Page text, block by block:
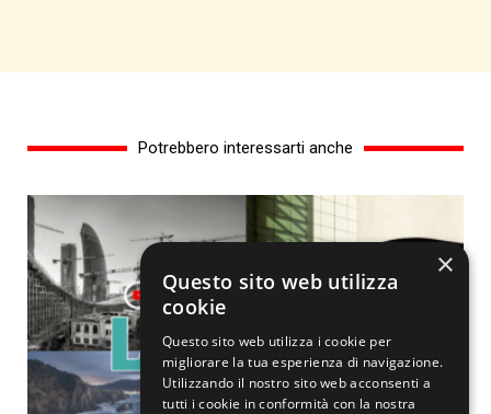
Potrebbero interessarti anche
×
Questo sito web utilizza
cookie
Questo sito web utilizza i cookie per
migliorare la tua esperienza di navigazione.
Utilizzando il nostro sito web acconsenti a
tutti i cookie in conformità con la nostra